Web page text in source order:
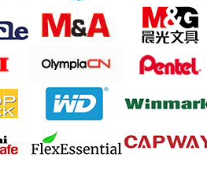
Sivic C20A 資料簿 A4 20頁 黑色